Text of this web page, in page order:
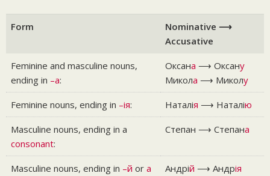
Form
Nominative ⟶
Accusative
Feminine and masculine nouns,
ending in –a:
Оксана ⟶ Оксану
Микола ⟶ Миколу
Feminine nouns, ending in –ія: Наталія ⟶ Наталію
Masculine nouns, ending in a
consonant:
Степан ⟶ Степана
Masculine nouns, ending in –й or a
Андрій ⟶ Андрія